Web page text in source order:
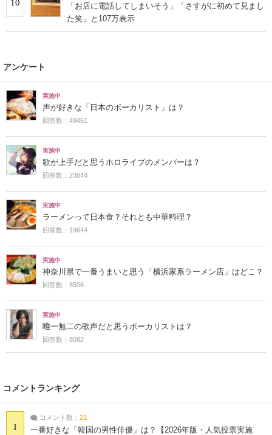
10
「お店に電話してしまいそう」「さすがに初めて見まし
た笑」と107万表示
アンケート
実施中
声が好きな「日本のボーカリスト」は？
回答数：49461
実施中
歌が上手だと思うホロライブのメンバーは？
回答数：23844
実施中
ラーメンって日本食？それとも中華料理？
回答数：19644
実施中
神奈川県で一番うまいと思う「横浜家系ラーメン店」はどこ？
回答数：8506
実施中
唯一無二の歌声だと思うボーカリストは？
回答数：8082
コメントランキング
1
コメント数： 21
一番好きな「韓国の男性俳優」は？【2026年版・人気投票実施